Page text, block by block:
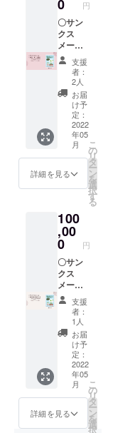
に郵送
いたし
ます。
なお、
掲載の
写真・
図版・
文章の
無断転
載は固
くお断
りいた
しま
す。
文章の
無断転
載は固
くお断
りいた
しま
す。
0 円
〇サン
クス
メール
〇絵本
「八重
山のマ
ラリ
ア」(仮
題）
B5版
24P カ
ラー 八
重山の
マラリ
アの歴
史の絵
ラリア
と闘っ
た人々
に焦点
を当て
なが
ら、感
染症の
ない世
界へ向
けて一
人一人
が何を
すべき
かを問
いま
す。今
だから
伝えた
支援
者：
2人
お届
け予
定：
2022
年05
月
詳細を見る
こ
の
リ
タ
ー
ン
を
選
択
す
る
100
,00
0 円
〇サン
クス
メール
〇絵本
「八重
山のマ
ラリ
ア」
（仮
題）
PDF
データ
PDF
データ
の転用
支援
者：
1人
お届
け予
定：
2022
年05
月
詳細を見る
こ
の
リ
タ
ー
ン
を
選
択